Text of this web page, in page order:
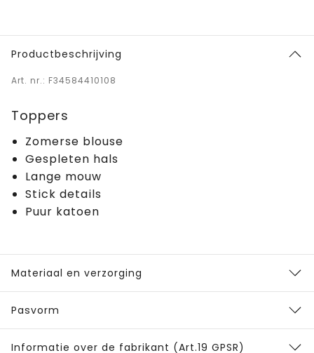
Productbeschrijving
Art. nr.: F34584410108
Toppers
Zomerse blouse
Gespleten hals
Lange mouw
Stick details
Puur katoen
Materiaal en verzorging
Pasvorm
Informatie over de fabrikant (Art.19 GPSR)